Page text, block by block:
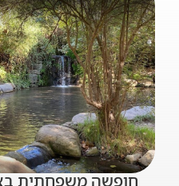
חופשה משפחתית